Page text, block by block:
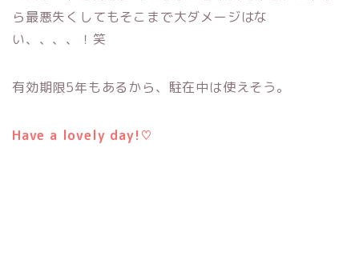
ら最悪失くしてもそこまで大ダメージはな
い、、、、！笑
有効期限5年もあるから、駐在中は使えそう。
Have a lovely day! ♡